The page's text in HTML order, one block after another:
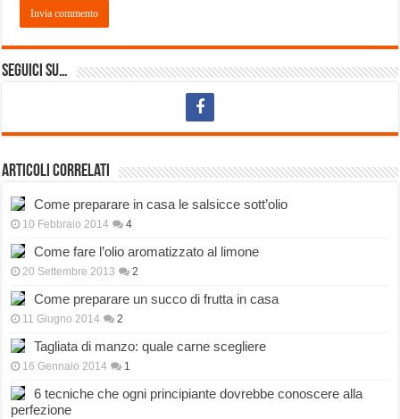
Seguici su…
Articoli correlati
Come preparare in casa le salsicce sott’olio
10 Febbraio 2014 4
Come fare l’olio aromatizzato al limone
20 Settembre 2013 2
Come preparare un succo di frutta in casa
11 Giugno 2014 2
Tagliata di manzo: quale carne scegliere
16 Gennaio 2014 1
6 tecniche che ogni principiante dovrebbe conoscere alla
perfezione